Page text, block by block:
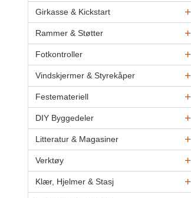
Girkasse & Kickstart
Rammer & Støtter
Fotkontroller
Vindskjermer & Styrekåper
Festemateriell
DIY Byggedeler
Litteratur & Magasiner
Verktøy
Klær, Hjelmer & Stasj